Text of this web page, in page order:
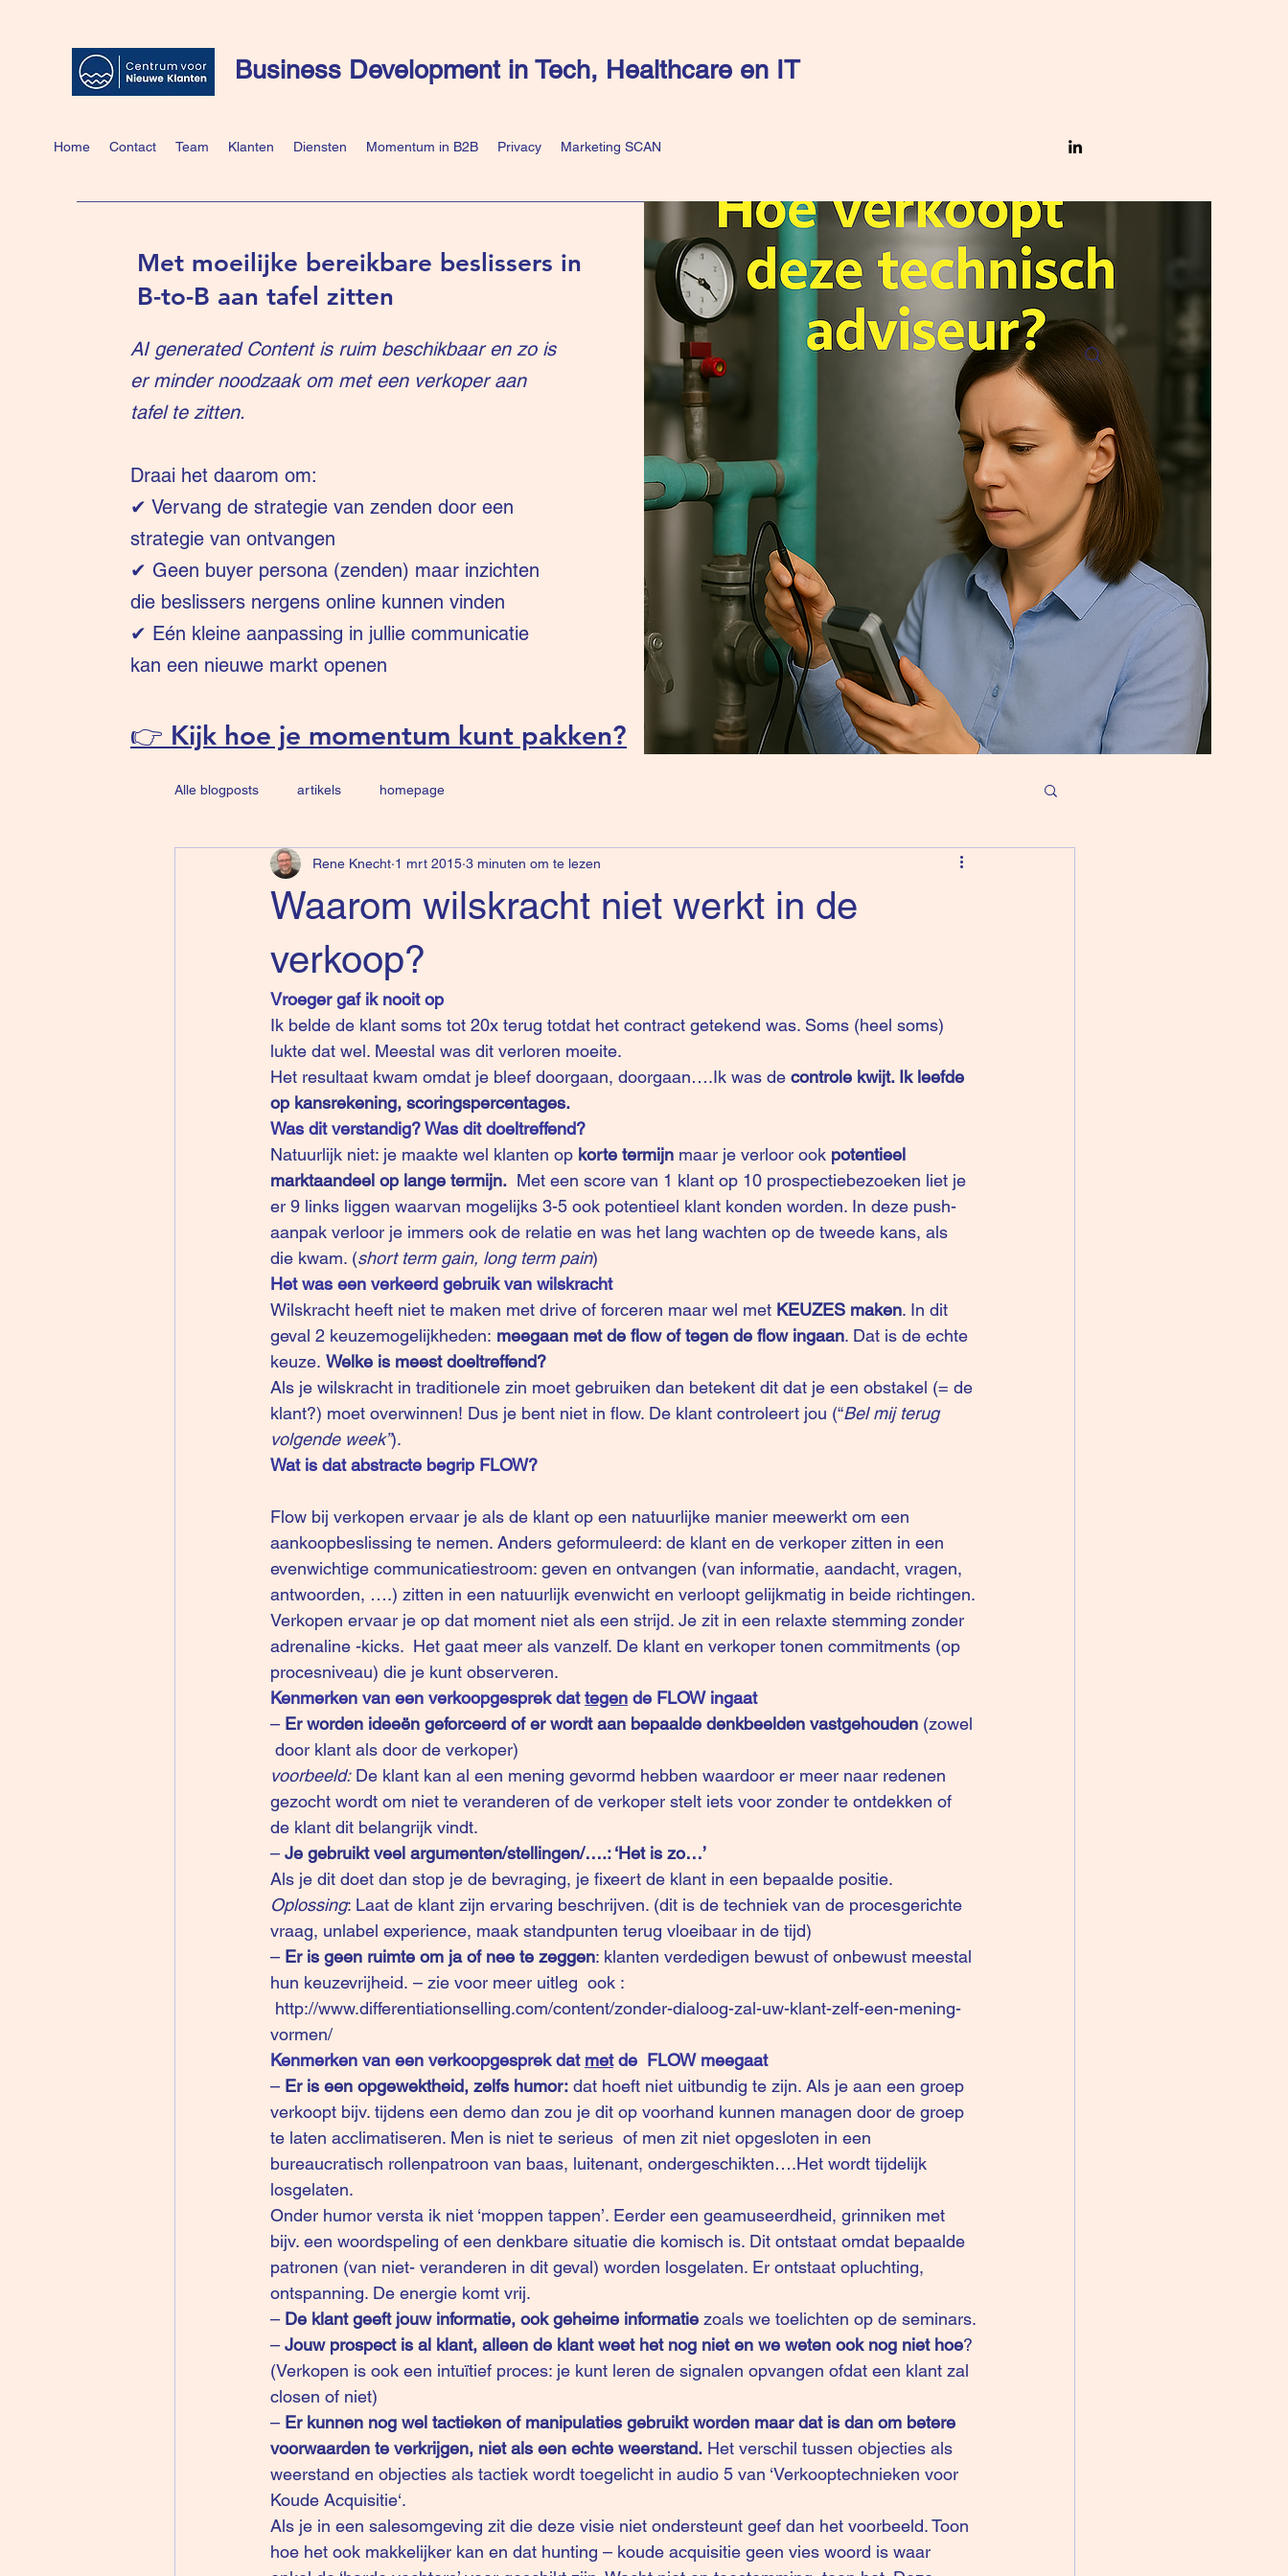
Business Development in Tech, Healthcare en IT
Home Contact Team Klanten Diensten Momentum in B2B Privacy Marketing SCAN
Met moeilijke bereikbare beslissers in
B-to-B aan tafel zitten
AI generated Content is ruim beschikbaar en zo is
er minder noodzaak om met een verkoper aan
tafel te zitten.
Draai het daarom om:
✔ Vervang de strategie van zenden door een
strategie van ontvangen
✔ Geen buyer persona (zenden) maar inzichten
die beslissers nergens online kunnen vinden
✔ Eén kleine aanpassing in jullie communicatie
kan een nieuwe markt openen
👉 Kijk hoe je momentum kunt pakken?
Alle blogposts artikels homepage
Waarom wilskracht niet werkt in de
verkoop?
Rene Knecht 1 mrt 2015 3 minuten om te lezen
Vroeger gaf ik nooit op
Ik belde de klant soms tot 20x terug totdat het contract getekend was. Soms (heel soms)
lukte dat wel. Meestal was dit verloren moeite.
Het resultaat kwam omdat je bleef doorgaan, doorgaan….Ik was de controle kwijt. Ik leefde
op kansrekening, scoringspercentages.
Was dit verstandig? Was dit doeltreffend?
Natuurlijk niet: je maakte wel klanten op korte termijn maar je verloor ook potentieel
marktaandeel op lange termijn. Met een score van 1 klant op 10 prospectiebezoeken liet je
er 9 links liggen waarvan mogelijks 3-5 ook potentieel klant konden worden. In deze push-
aanpak verloor je immers ook de relatie en was het lang wachten op de tweede kans, als
die kwam. (short term gain, long term pain)
Het was een verkeerd gebruik van wilskracht
Wilskracht heeft niet te maken met drive of forceren maar wel met KEUZES maken. In dit
geval 2 keuzemogelijkheden: meegaan met de flow of tegen de flow ingaan. Dat is de echte
keuze. Welke is meest doeltreffend?
Als je wilskracht in traditionele zin moet gebruiken dan betekent dit dat je een obstakel (= de
klant?) moet overwinnen! Dus je bent niet in flow. De klant controleert jou (“Bel mij terug
volgende week”).
Wat is dat abstracte begrip FLOW?
Flow bij verkopen ervaar je als de klant op een natuurlijke manier meewerkt om een
aankoopbeslissing te nemen. Anders geformuleerd: de klant en de verkoper zitten in een
evenwichtige communicatiestroom: geven en ontvangen (van informatie, aandacht, vragen,
antwoorden, ….) zitten in een natuurlijk evenwicht en verloopt gelijkmatig in beide richtingen.
Verkopen ervaar je op dat moment niet als een strijd. Je zit in een relaxte stemming zonder
adrenaline -kicks.  Het gaat meer als vanzelf. De klant en verkoper tonen commitments (op
procesniveau) die je kunt observeren.
Kenmerken van een verkoopgesprek dat tegen de FLOW ingaat
– Er worden ideeën geforceerd of er wordt aan bepaalde denkbeelden vastgehouden (zowel
door klant als door de verkoper)
voorbeeld: De klant kan al een mening gevormd hebben waardoor er meer naar redenen
gezocht wordt om niet te veranderen of de verkoper stelt iets voor zonder te ontdekken of
de klant dit belangrijk vindt.
– Je gebruikt veel argumenten/stellingen/….: ‘Het is zo…’
Als je dit doet dan stop je de bevraging, je fixeert de klant in een bepaalde positie.
Oplossing: Laat de klant zijn ervaring beschrijven. (dit is de techniek van de procesgerichte
vraag, unlabel experience, maak standpunten terug vloeibaar in de tijd)
– Er is geen ruimte om ja of nee te zeggen: klanten verdedigen bewust of onbewust meestal
hun keuzevrijheid. – zie voor meer uitleg  ook :
http://www.differentiationselling.com/content/zonder-dialoog-zal-uw-klant-zelf-een-mening-
vormen/
Kenmerken van een verkoopgesprek dat met de  FLOW meegaat
– Er is een opgewektheid, zelfs humor: dat hoeft niet uitbundig te zijn. Als je aan een groep
verkoopt bijv. tijdens een demo dan zou je dit op voorhand kunnen managen door de groep
te laten acclimatiseren. Men is niet te serieus  of men zit niet opgesloten in een
bureaucratisch rollenpatroon van baas, luitenant, ondergeschikten….Het wordt tijdelijk
losgelaten.
Onder humor versta ik niet ‘moppen tappen’. Eerder een geamuseerdheid, grinniken met
bijv. een woordspeling of een denkbare situatie die komisch is. Dit ontstaat omdat bepaalde
patronen (van niet- veranderen in dit geval) worden losgelaten. Er ontstaat opluchting,
ontspanning. De energie komt vrij.
– De klant geeft jouw informatie, ook geheime informatie zoals we toelichten op de seminars.
– Jouw prospect is al klant, alleen de klant weet het nog niet en we weten ook nog niet hoe?
(Verkopen is ook een intuïtief proces: je kunt leren de signalen opvangen ofdat een klant zal
closen of niet)
– Er kunnen nog wel tactieken of manipulaties gebruikt worden maar dat is dan om betere
voorwaarden te verkrijgen, niet als een echte weerstand. Het verschil tussen objecties als
weerstand en objecties als tactiek wordt toegelicht in audio 5 van ‘Verkooptechnieken voor
Koude Acquisitie‘.
Als je in een salesomgeving zit die deze visie niet ondersteunt geef dan het voorbeeld. Toon
hoe het ook makkelijker kan en dat hunting – koude acquisitie geen vies woord is waar